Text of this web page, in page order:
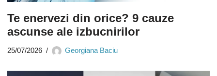
Te enervezi din orice? 9 cauze
ascunse ale izbucnirilor
25/07/2026 Georgiana Baciu